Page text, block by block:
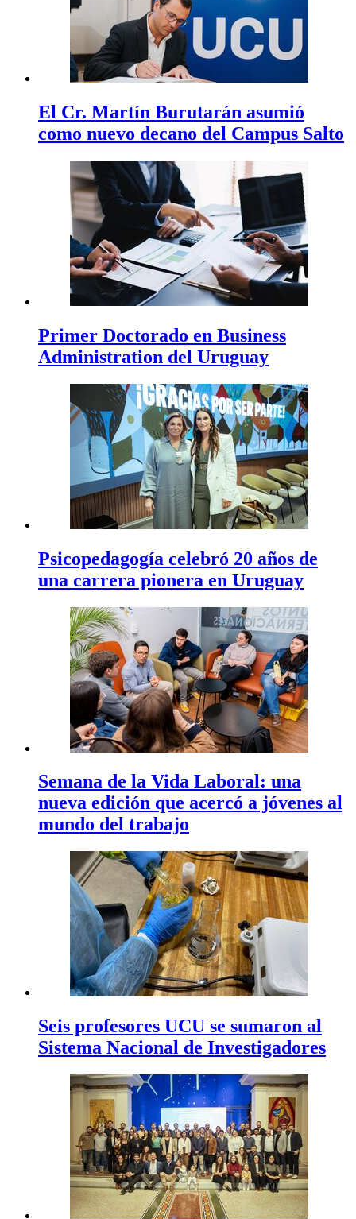
El Cr. Martín Burutarán asumió
como nuevo decano del Campus Salto
Primer Doctorado en Business
Administration del Uruguay
Psicopedagogía celebró 20 años de
una carrera pionera en Uruguay
Semana de la Vida Laboral: una
nueva edición que acercó a jóvenes al
mundo del trabajo
Seis profesores UCU se sumaron al
Sistema Nacional de Investigadores